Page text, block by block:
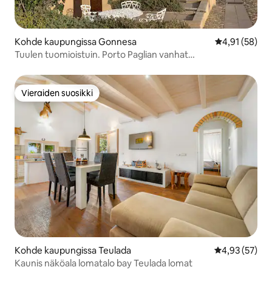
Kohde kaupungissa Gonnesa
4,91 (58)
Tuulen tuomioistuin. Porto Paglian vanhat
Vieraiden suosikki
Vieraiden suosikki
Kohde kaupungissa Teulada
4,93 (57)
Kaunis näköala lomatalo bay Teulada lomat